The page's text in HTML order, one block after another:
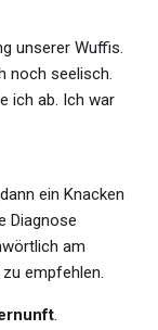
unserer Wuffis.
noch seelisch.
ich ab. Ich war
ein Knacken
Diagnose
am
empfehlen.
.